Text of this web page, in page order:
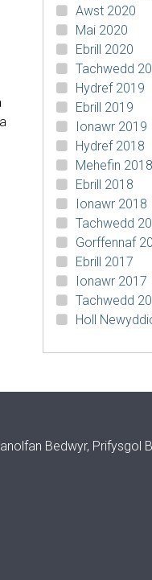
Awst 2020
Mai 2020
Ebrill 2020
Tachwedd
Hydref 2019
Ebrill 2019
Ionawr 2019
Hydref 2018
Mehefin 2018
Ebrill 2018
Ionawr 2018
Tachwedd
Gorffennaf
Ebrill 2017
Ionawr 2017
Tachwedd
Holl
Bedwyr, Prifysgol